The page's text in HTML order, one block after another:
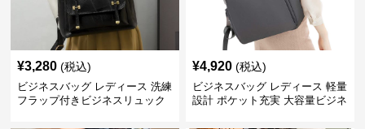
¥3,280 (税込)
ビジネスバッグ レディース 洗練
フラップ付きビジネスリュック
¥4,920 (税込)
ビジネスバッグ レディース 軽量
設計 ポケット充実 大容量ビジネ